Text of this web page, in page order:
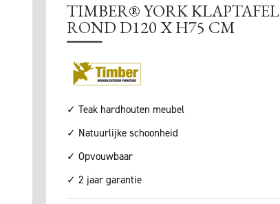
TIMBER® YORK KLAPTAFEL
ROND D120 X H75 CM
✓ Teak hardhouten meubel
✓ Natuurlijke schoonheid
✓ Opvouwbaar
✓ 2 jaar garantie